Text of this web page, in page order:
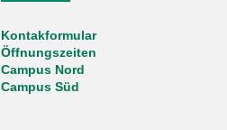
Kontakformular
Öffnungszeiten
Campus Nord
Campus Süd